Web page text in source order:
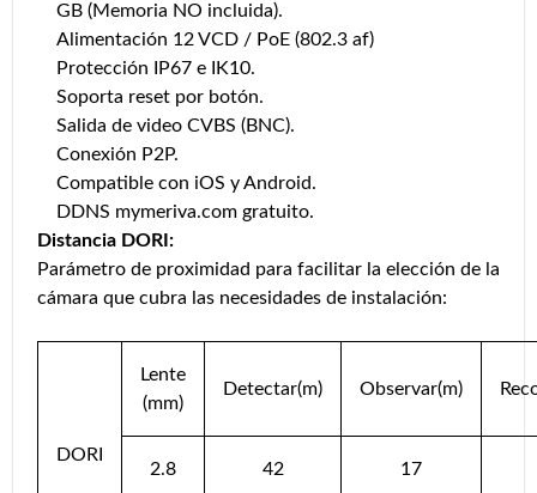
GB (Memoria NO incluida).
Alimentación 12 VCD / PoE (802.3 af)
Protección IP67 e IK10.
Soporta reset por botón.
Salida de video CVBS (BNC).
Conexión P2P.
Compatible con iOS y Android.
DDNS mymeriva.com gratuito.
Distancia DORI:
Parámetro de proximidad para facilitar la elección de la
cámara que cubra las necesidades de instalación:
DORI
Lente
(mm)
Detectar(m) Observar(m)
2.8 42 17